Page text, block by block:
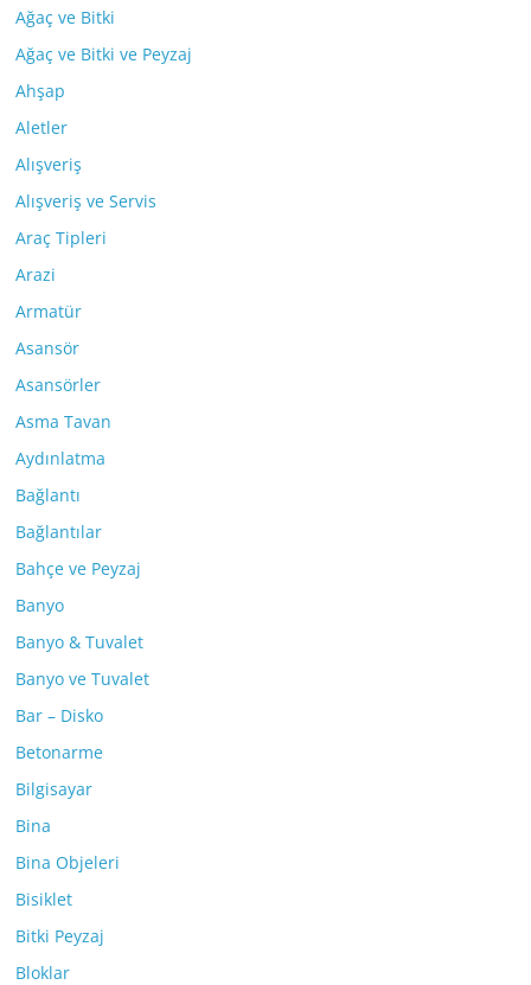
Ağaç ve Bitki
Ağaç ve Bitki ve Peyzaj
Ahşap
Aletler
Alışveriş
Alışveriş ve Servis
Araç Tipleri
Arazi
Armatür
Asansör
Asansörler
Asma Tavan
Aydınlatma
Bağlantı
Bağlantılar
Bahçe ve Peyzaj
Banyo
Banyo & Tuvalet
Banyo ve Tuvalet
Bar – Disko
Betonarme
Bilgisayar
Bina
Bina Objeleri
Bisiklet
Bitki Peyzaj
Bloklar